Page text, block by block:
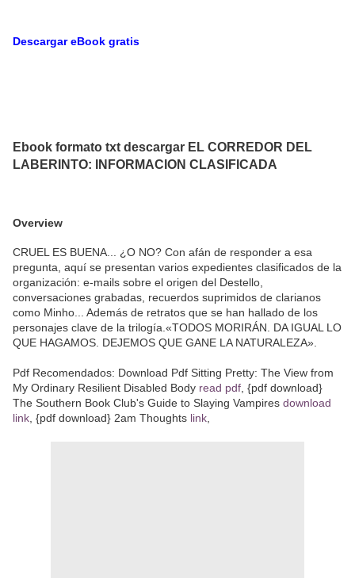
Descargar eBook gratis
Ebook formato txt descargar EL CORREDOR DEL
LABERINTO: INFORMACION CLASIFICADA
Overview
CRUEL ES BUENA... ¿O NO? Con afán de responder a esa
pregunta, aquí se presentan varios expedientes clasificados de la
organización: e-mails sobre el origen del Destello,
conversaciones grabadas, recuerdos suprimidos de clarianos
como Minho... Además de retratos que se han hallado de los
personajes clave de la trilogía.«TODOS MORIRÁN. DA IGUAL LO
QUE HAGAMOS. DEJEMOS QUE GANE LA NATURALEZA».
Pdf Recomendados: Download Pdf Sitting Pretty: The View from
My Ordinary Resilient Disabled Body read pdf, {pdf download}
The Southern Book Club's Guide to Slaying Vampires download
link, {pdf download} 2am Thoughts link,